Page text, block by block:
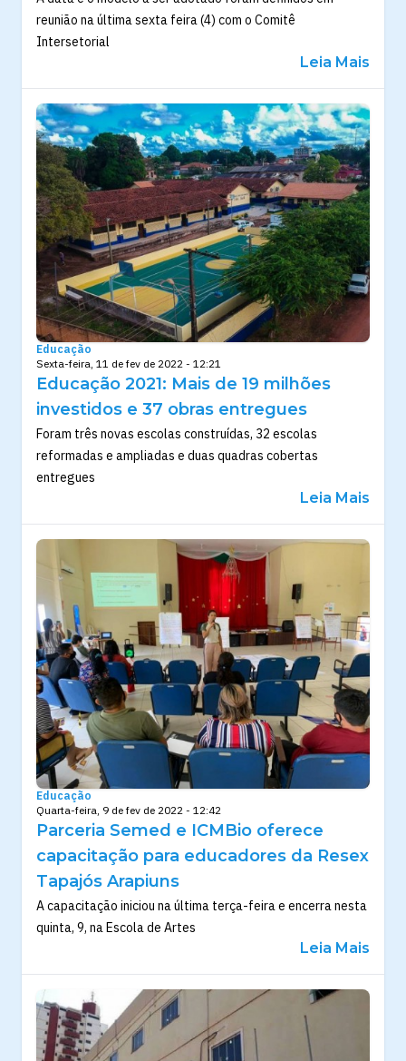
reunião na última sexta feira (4) com o Comitê
Intersetorial
Leia Mais
Educação
Sexta-feira, 11 de fev de 2022 - 12:21
Educação 2021: Mais de 19 milhões
investidos e 37 obras entregues
Foram três novas escolas construídas, 32 escolas
reformadas e ampliadas e duas quadras cobertas
entregues
Leia Mais
Educação
Quarta-feira, 9 de fev de 2022 - 12:42
Parceria Semed e ICMBio oferece
capacitação para educadores da Resex
Tapajós Arapiuns
A capacitação iniciou na última terça-feira e encerra nesta
quinta, 9, na Escola de Artes
Leia Mais